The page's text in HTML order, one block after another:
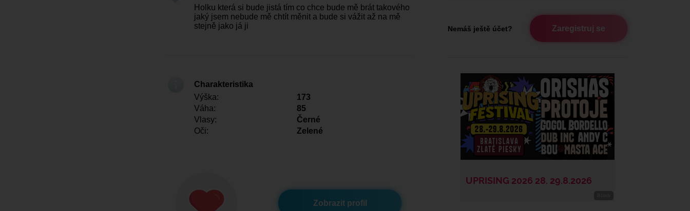
Holku která si bude jistá tím co chce bude mě brát takového
jaký jsem nebude mě chtít měnit a bude si vážit až na mě
stejně jako já ji
Charakteristika
Výška:
173
Váha:
85
Vlasy:
Černé
Oči:
Zelené
Zobrazit profil
Nemáš ještě účet? Zaregistruj se